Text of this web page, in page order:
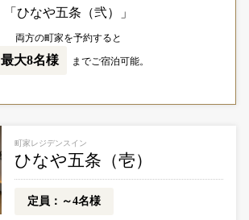
「ひなや五条（弐）」
両方の町家を予約すると
最大8名様 までご宿泊可能。
町家レジデンスイン
ひなや五条（壱）
定員：～4名様